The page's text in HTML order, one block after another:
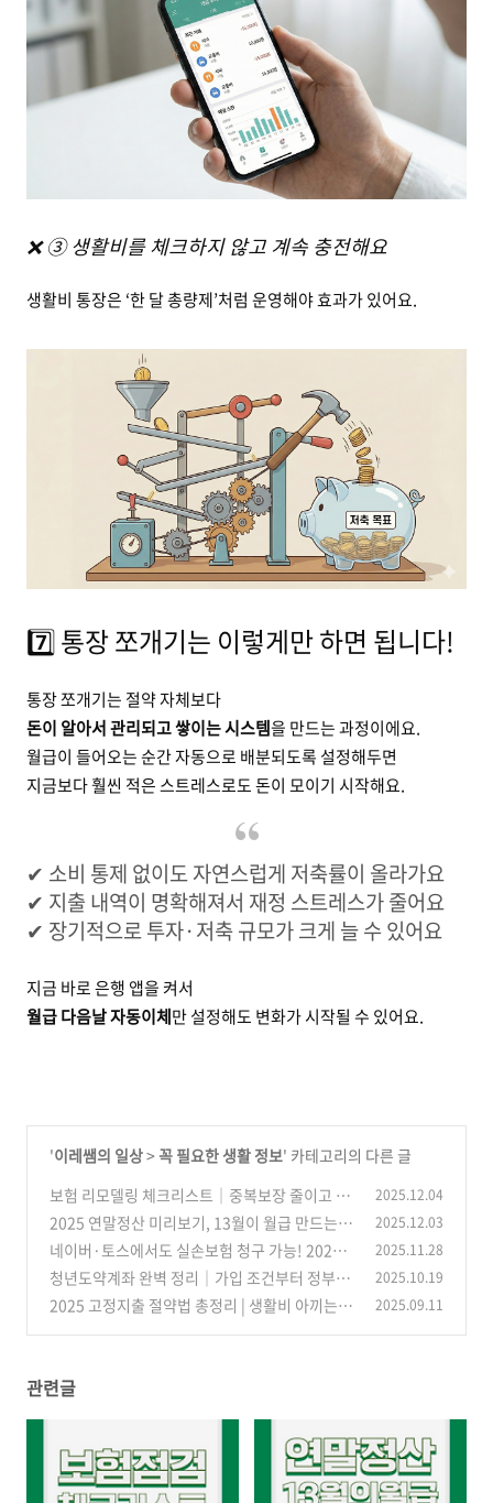
❌ ③ 생활비를 체크하지 않고 계속 충전해요
생활비 통장은 ‘한 달 총량제’처럼 운영해야 효과가 있어요.
7️⃣ 통장 쪼개기는 이렇게만 하면 됩니다!
통장 쪼개기는 절약 자체보다
돈이 알아서 관리되고 쌓이는 시스템을 만드는 과정이에요.
월급이 들어오는 순간 자동으로 배분되도록 설정해두면
지금보다 훨씬 적은 스트레스로도 돈이 모이기 시작해요.
✔ 소비 통제 없이도 자연스럽게 저축률이 올라가요
✔ 지출 내역이 명확해져서 재정 스트레스가 줄어요
✔ 장기적으로 투자·저축 규모가 크게 늘 수 있어요
지금 바로 은행 앱을 켜서
월급 다음날 자동이체만 설정해도 변화가 시작될 수 있어요.
'이레쌤의 일상>꼭 필요한 생활 정보' 카테고리의 다른 글
보험 리모델링 체크리스트｜중복보장 줄이고 자
산관리 전략까지 잡는 방법 (0)
2025.12.04
2025 연말정산 미리보기, 13월이 월급 만드는 1
2월의 필승전략
(0)
2025.12.03
네이버·토스에서도 실손보험 청구 가능! 2025
년, 보험금 청구가 ‘일상’이 된 이유 (0)
2025.11.28
청년도약계좌 완벽 정리｜가입 조건부터 정부지
원 금액, 신청방법까지 한눈에
(0)
2025.10.19
2025 고정지출 절약법 총정리 | 생활비 아끼는 실
2025.09.11
관련글